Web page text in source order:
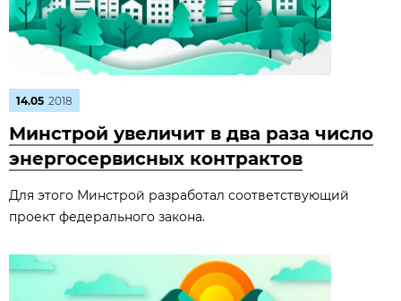
14.05 2018
Минстрой увеличит в два раза число
энергосервисных контрактов
Для этого Минстрой разработал соответствующий
проект федерального закона.